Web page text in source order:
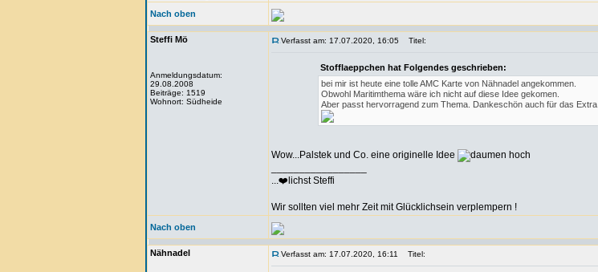
Nach oben
Steffi Mö
Anmeldungsdatum:
29.08.2008
Beiträge: 1519
Wohnort: Südheide
Verfasst am: 17.07.2020, 16:05 Titel:
Stofflaeppchen hat Folgendes geschrieben:
bei mir ist heute eine tolle AMC Karte von Nähnadel angekommen.
Obwohl Maritimthema wäre ich nicht auf diese Idee gekomen.
Aber passt hervorragend zum Thema. Dankeschön auch für das Extra.
Wow...Palstek und Co. eine originelle Idee
...❤️lichst Steffi
Wir sollten viel mehr Zeit mit Glücklichsein verplempern !
Nach oben
Nähnadel Verfasst am: 17.07.2020, 16:11 Titel: